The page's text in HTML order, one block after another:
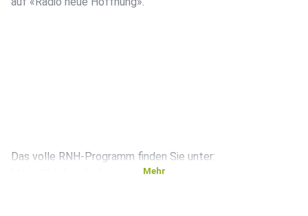
Das volle RNH-Programm finden Sie unter:
Mehr